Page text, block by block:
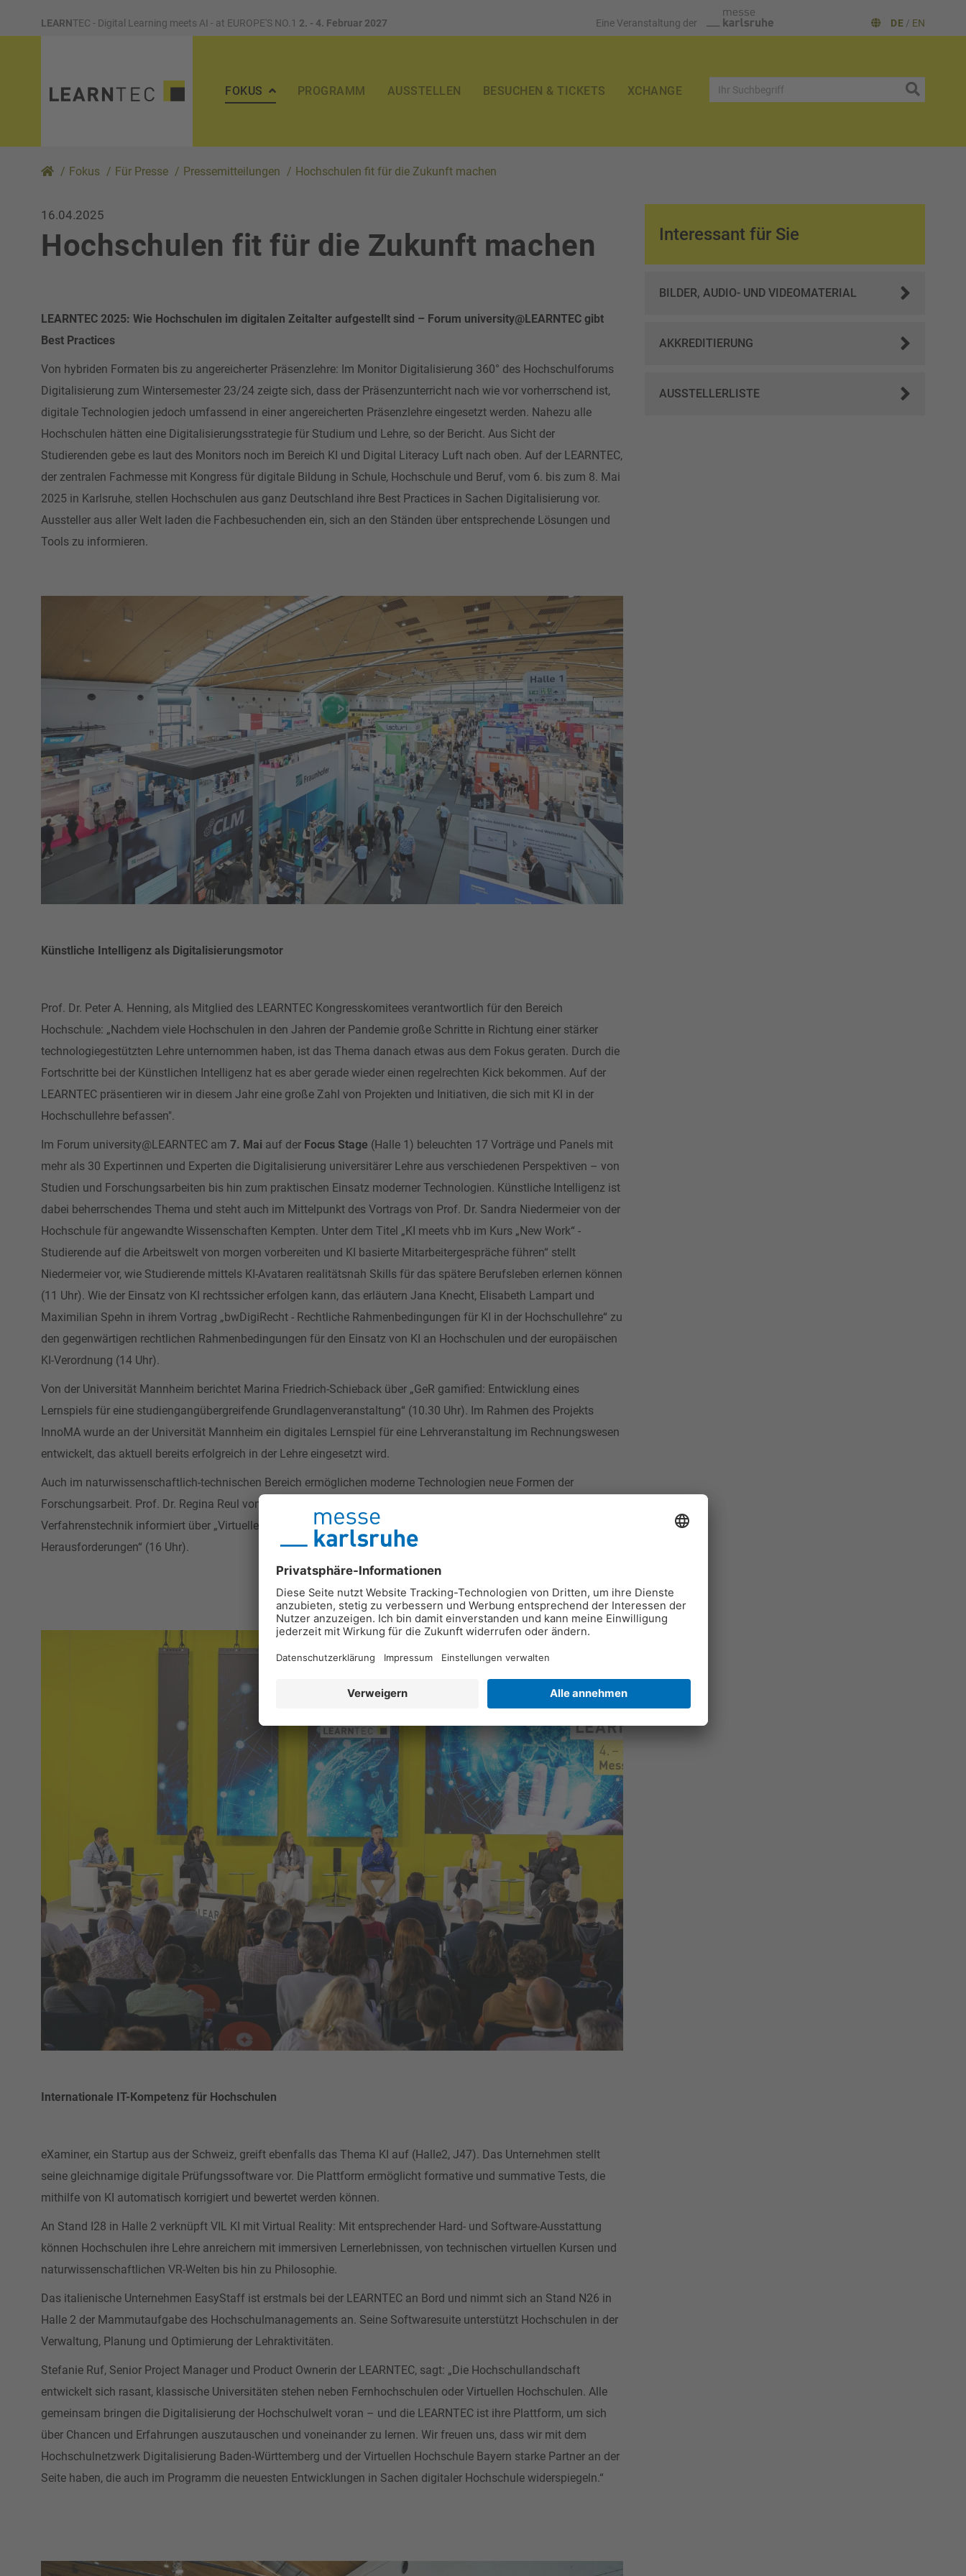
LEARNTEC - Digital Learning meets AI - at EUROPE'S NO.1 2. - 4. Februar 2027 Eine Veranstaltung der DE / EN
FOKUS PROGRAMM AUSSTELLEN BESUCHEN & TICKETS XCHANGE
/ Fokus / Für Presse / Pressemitteilungen / Hochschulen fit für die Zukunft machen
16.04.2025
Hochschulen fit für die Zukunft machen
LEARNTEC 2025: Wie Hochschulen im digitalen Zeitalter aufgestellt sind – Forum university@LEARNTEC gibt
Best Practices
Von hybriden Formaten bis zu angereicherter Präsenzlehre: Im Monitor Digitalisierung 360° des Hochschulforums
Digitalisierung zum Wintersemester 23/24 zeigte sich, dass der Präsenzunterricht nach wie vor vorherrschend ist,
digitale Technologien jedoch umfassend in einer angereicherten Präsenzlehre eingesetzt werden. Nahezu alle
Hochschulen hätten eine Digitalisierungsstrategie für Studium und Lehre, so der Bericht. Aus Sicht der
Studierenden gebe es laut des Monitors noch im Bereich KI und Digital Literacy Luft nach oben. Auf der LEARNTEC,
der zentralen Fachmesse mit Kongress für digitale Bildung in Schule, Hochschule und Beruf, vom 6. bis zum 8. Mai
2025 in Karlsruhe, stellen Hochschulen aus ganz Deutschland ihre Best Practices in Sachen Digitalisierung vor.
Aussteller aus aller Welt laden die Fachbesuchenden ein, sich an den Ständen über entsprechende Lösungen und
Tools zu informieren.
Künstliche Intelligenz als Digitalisierungsmotor
Prof. Dr. Peter A. Henning, als Mitglied des LEARNTEC Kongresskomitees verantwortlich für den Bereich
Hochschule: „Nachdem viele Hochschulen in den Jahren der Pandemie große Schritte in Richtung einer stärker
technologiegestützten Lehre unternommen haben, ist das Thema danach etwas aus dem Fokus geraten. Durch die
Fortschritte bei der Künstlichen Intelligenz hat es aber gerade wieder einen regelrechten Kick bekommen. Auf der
LEARNTEC präsentieren wir in diesem Jahr eine große Zahl von Projekten und Initiativen, die sich mit KI in der
Hochschullehre befassen".
Im Forum university@LEARNTEC am 7. Mai auf der Focus Stage (Halle 1) beleuchten 17 Vorträge und Panels mit
mehr als 30 Expertinnen und Experten die Digitalisierung universitärer Lehre aus verschiedenen Perspektiven – von
Studien und Forschungsarbeiten bis hin zum praktischen Einsatz moderner Technologien. Künstliche Intelligenz ist
dabei beherrschendes Thema und steht auch im Mittelpunkt des Vortrags von Prof. Dr. Sandra Niedermeier von der
Hochschule für angewandte Wissenschaften Kempten. Unter dem Titel „KI meets vhb im Kurs „New Work“ -
Studierende auf die Arbeitswelt von morgen vorbereiten und KI basierte Mitarbeitergespräche führen“ stellt
Niedermeier vor, wie Studierende mittels KI-Avataren realitätsnah Skills für das spätere Berufsleben erlernen können
(11 Uhr). Wie der Einsatz von KI rechtssicher erfolgen kann, das erläutern Jana Knecht, Elisabeth Lampart und
Maximilian Spehn in ihrem Vortrag „bwDigiRecht - Rechtliche Rahmenbedingungen für KI in der Hochschullehre“ zu
den gegenwärtigen rechtlichen Rahmenbedingungen für den Einsatz von KI an Hochschulen und der europäischen
KI-Verordnung (14 Uhr).
Von der Universität Mannheim berichtet Marina Friedrich-Schieback über „GeR gamified: Entwicklung eines
Lernspiels für eine studiengangübergreifende Grundlagenveranstaltung“ (10.30 Uhr). Im Rahmen des Projekts
InnoMA wurde an der Universität Mannheim ein digitales Lernspiel für eine Lehrveranstaltung im Rechnungswesen
entwickelt, das aktuell bereits erfolgreich in der Lehre eingesetzt wird.
Auch im naturwissenschaftlich-technischen Bereich ermöglichen moderne Technologien neue Formen der
Forschungsarbeit. Prof. Dr. Regina Reul von der Wilhelm Büchner Hochschule im Fachbereich Energie-, Umwelt- und
Verfahrenstechnik informiert über „Virtuelle Labore in technischen Studiengängen: Möglichkeiten und
Herausforderungen“ (16 Uhr).
Internationale IT-Kompetenz für Hochschulen
eXaminer, ein Startup aus der Schweiz, greift ebenfalls das Thema KI auf (Halle2, J47). Das Unternehmen stellt
seine gleichnamige digitale Prüfungssoftware vor. Die Plattform ermöglicht formative und summative Tests, die
mithilfe von KI automatisch korrigiert und bewertet werden können.
An Stand I28 in Halle 2 verknüpft VIL KI mit Virtual Reality: Mit entsprechender Hard- und Software-Ausstattung
können Hochschulen ihre Lehre anreichern mit immersiven Lernerlebnissen, von technischen virtuellen Kursen und
naturwissenschaftlichen VR-Welten bis hin zu Philosophie.
Das italienische Unternehmen EasyStaff ist erstmals bei der LEARNTEC an Bord und nimmt sich an Stand N26 in
Halle 2 der Mammutaufgabe des Hochschulmanagements an. Seine Softwaresuite unterstützt Hochschulen in der
Verwaltung, Planung und Optimierung der Lehraktivitäten.
Stefanie Ruf, Senior Project Manager und Product Ownerin der LEARNTEC, sagt: „Die Hochschullandschaft
entwickelt sich rasant, klassische Universitäten stehen neben Fernhochschulen oder Virtuellen Hochschulen. Alle
gemeinsam bringen die Digitalisierung der Hochschulwelt voran – und die LEARNTEC ist ihre Plattform, um sich
über Chancen und Erfahrungen auszutauschen und voneinander zu lernen. Wir freuen uns, dass wir mit dem
Hochschulnetzwerk Digitalisierung Baden-Württemberg und der Virtuellen Hochschule Bayern starke Partner an der
Seite haben, die auch im Programm die neuesten Entwicklungen in Sachen digitaler Hochschule widerspiegeln.“
Interessant für Sie
BILDER, AUDIO- UND VIDEOMATERIAL
AKKREDITIERUNG
AUSSTELLERLISTE